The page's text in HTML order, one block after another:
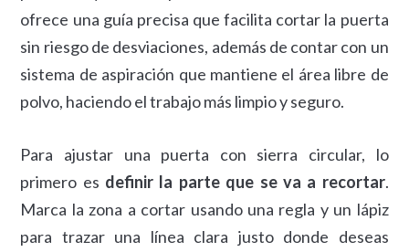
ofrece una guía precisa que facilita cortar la puerta
sin riesgo de desviaciones, además de contar con un
sistema de aspiración que mantiene el área libre de
polvo, haciendo el trabajo más limpio y seguro.
Para ajustar una puerta con sierra circular, lo
primero es definir la parte que se va a recortar.
Marca la zona a cortar usando una regla y un lápiz
para trazar una línea clara justo donde deseas